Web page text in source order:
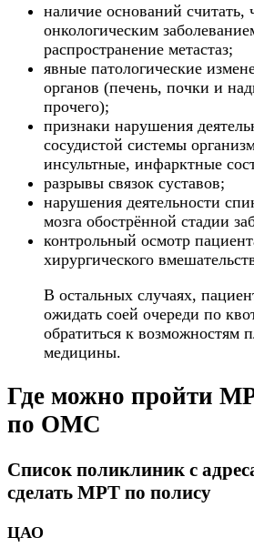
наличие оснований считать,
онкологическим
распространение метастаз;
явные патологические
органов (печень, почки и
прочего);
признаки нарушения
сосудистой системы
инсультные, инфарктные
разрывы связок суставов;
нарушения деятельности
мозга обострённой стадии
контрольный осмотр
хирургического
В остальных случаях,
ожидать соей очереди по
обратиться к возможностям
медицины.
Где можно пройти
по ОМС
Список поликлиник с
сделать МРТ по полису
ЦАО